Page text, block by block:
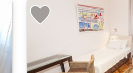
Studio Apartman
Vračar
Lokacija:
Beograd